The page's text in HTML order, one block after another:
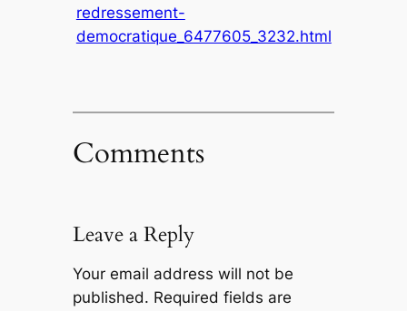
redressement-
democratique_6477605_3232.html
Comments
Leave a Reply
Your email address will not be
published. Required fields are